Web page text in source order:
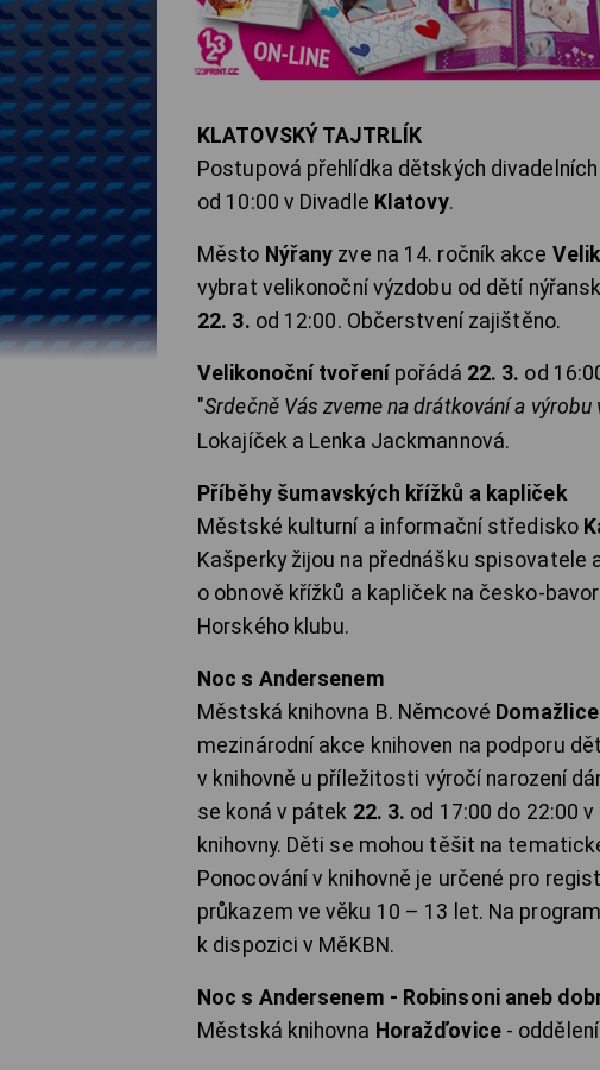
KLATOVSKÝ TAJTRLÍK
Postupová přehlídka dětských
od 10:00 v Divadle Klatovy.
Město Nýřany zve na 14. ročník akce
vybrat velikonoční výzdobu od dětí
22. 3. od 12:00. Občerstvení zajištěno.
Velikonoční tvořenípořádá 22. 3. od
"Srdečně Vás zveme na drátkování a
Lokajíček a Lenka Jackmannová.
Příběhy šumavských křížků a kapliček
Městské kulturní a informační středisko
Kašperky žijou na přednášku
o obnově křížků a kapliček na česko-
Horského klubu.
Noc s Andersenem
Městská knihovna B. Němcové Domažlice
mezinárodní akce knihoven na podporu
v knihovně u příležitosti výročí narození
se koná v pátek 22. 3. od 17:00 do 22:00
knihovny. Děti se mohou těšit na
Ponocování v knihovně je určené pro
průkazem ve věku 10 – 13 let. Na
k dispozici v MěKBN.
Noc s Andersenem - Robinsoni aneb
Městská knihovna Horažďovice-